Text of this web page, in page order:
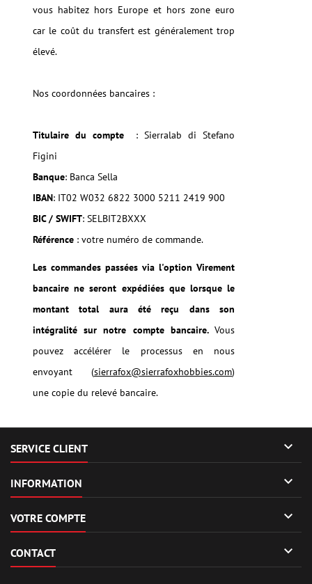
vous habitez hors Europe et hors zone euro
car le coût du transfert est généralement trop
élevé.
Nos coordonnées bancaires :
Titulaire du compte
: Sierralab di Stefano
Figini
Banque: Banca Sella
IBAN: IT02 W032 6822 3000 5211 2419 900
BIC / SWIFT: SELBIT2BXXX
Référence : votre numéro de commande.
Les commandes passées via l'option Virement
bancaire ne seront expédiées que lorsque le
montant total aura été reçu dans son
intégralité sur notre compte bancaire. Vous
pouvez accélérer le processus en nous
envoyant (sierrafox@sierrafoxhobbies.com)
une copie du relevé bancaire.
SERVICE CLIENT 
INFORMATION 
VOTRE COMPTE 
CONTACT 